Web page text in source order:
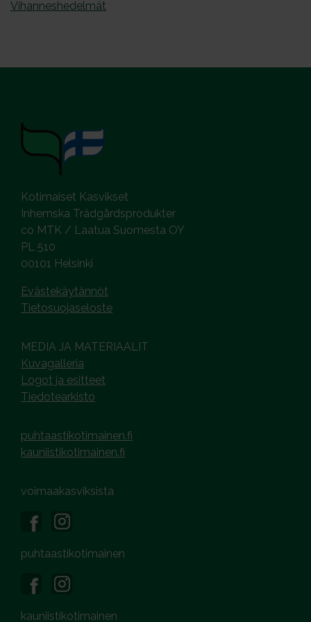
Vihanneshedelmät
Kotimaiset Kasvikset
Inhemska Trädgårdsprodukter
co MTK / Laatua Suomesta OY
PL 510
00101 Helsinki
Evästekäytännöt
Tietosuojaseloste
MEDIA JA MATERIAALIT
Kuvagalleria
Logot ja esitteet
Tiedotearkisto
puhtaastikotimainen.fi
kauniistikotimainen.fi
voimaakasviksista
puhtaastikotimainen
kauniistikotimainen